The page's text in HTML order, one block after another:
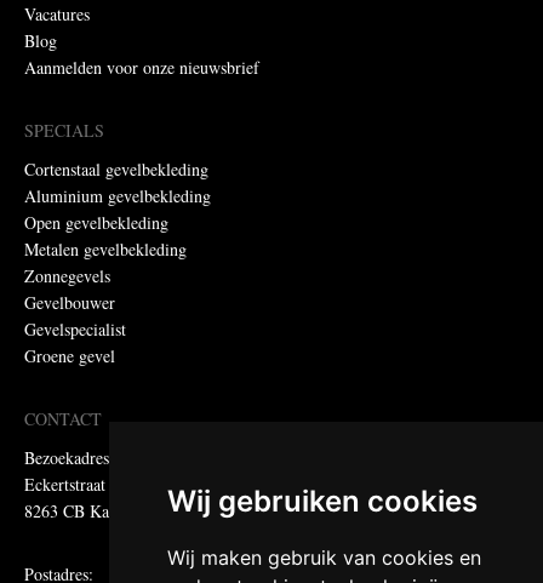
Wij gebruiken cookies
Wij maken gebruik van cookies en
Vacatures
Blog
Aanmelden voor onze nieuwsbrief
SPECIALS
Cortenstaal gevelbekleding
Aluminium gevelbekleding
Open gevelbekleding
Metalen gevelbekleding
Zonnegevels
Gevelbouwer
Gevelspecialist
Groene gevel
CONTACT
Bezoekadres:
Eckertstraat 75
8263 CB Kampen
Postadres: